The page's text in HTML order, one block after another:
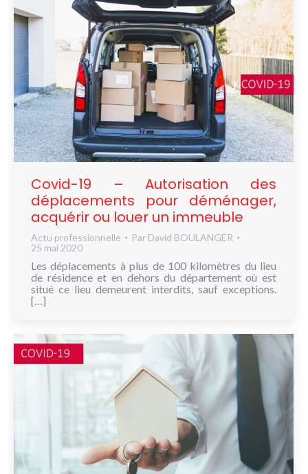
Covid-19 – Autorisation des
déplacements pour déménager,
acquérir ou louer un immeuble
Actu professionnelle Par David BOULANGER
25 mai 2020
Les déplacements à plus de 100 kilomètres du lieu
de résidence et en dehors du département où est
situé ce lieu demeurent interdits, sauf exceptions.
[…]